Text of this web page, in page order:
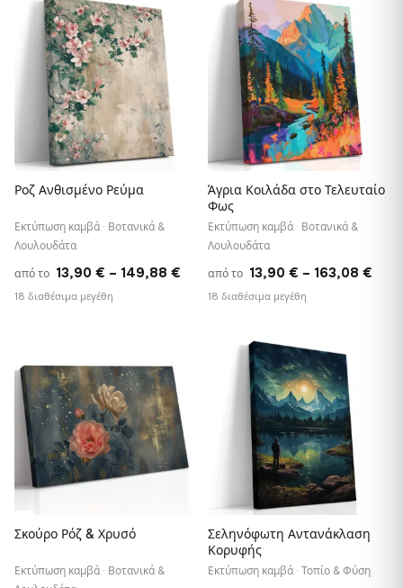
♡
Ροζ Ανθισμένο Ρεύμα
Εκτύπωση καμβά · Βοτανικά &
Λουλουδάτα
από το 13,90 € – 149,88 € Price
range:
18 διαθέσιμα μεγέθη
Άγρια Κοιλάδα στο Τελευταίο
Φως
Εκτύπωση καμβά · Βοτανικά &
Λουλουδάτα
από το 13,90 € – 163,08 €
18 διαθέσιμα μεγέθη
♡
Σκούρο Ρόζ & Χρυσό
Εκτύπωση καμβά · Βοτανικά &
Σεληνόφωτη Αντανάκλαση
Κορυφής
Εκτύπωση καμβά · Τοπίο & Φύση